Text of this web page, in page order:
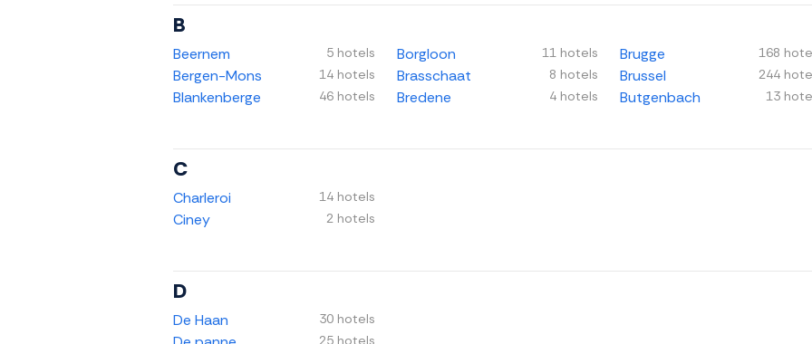
B
Beernem 5 hotels
Bergen-Mons 14 hotels
Blankenberge 46 hotels
Borgloon 11 hotels
Brasschaat 8 hotels
Bredene 4 hotels
Brugge 168
Brussel 244
Butgenbach 13
C
Charleroi 14 hotels
Ciney 2 hotels
D
De Haan 30 hotels
25 hotels